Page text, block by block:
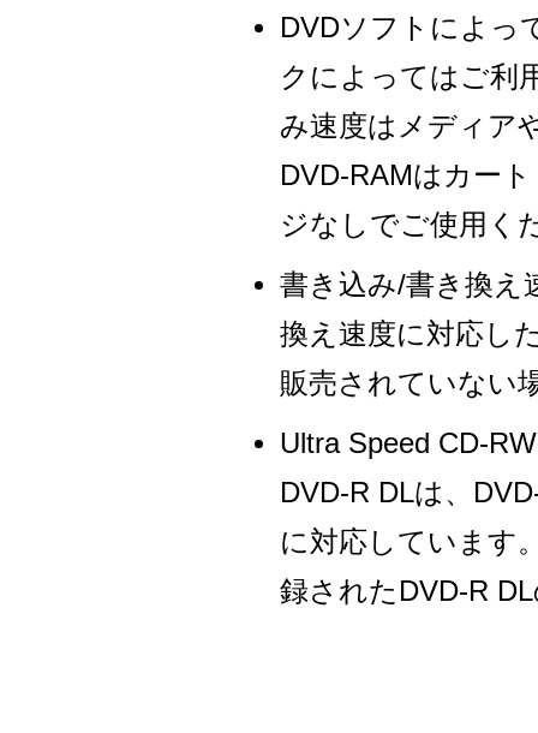
DVDソフトによっ
クによってはご利
み速度はメディア
DVD-RAMはカー
ジなしでご使用く
書き込み/書き換え
換え速度に対応し
販売されていない
Ultra Speed CD-
DVD-R DLは、
に対応しています
録されたDVD-R